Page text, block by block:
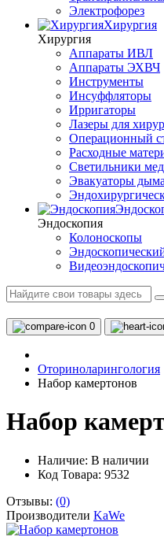
Электрофорез
Хирургия
Хирургия
Аппараты ИВЛ
Аппараты ЭХВЧ
Инструменты
Инсуффляторы
Ирригаторы
Лазеры для
Операционный
Расходные
Светильники
Эвакуаторы дыма
Эндоскопия
Колоноскопы
0
Оториноларингология
Набор камертонов
Набор
Наличие: В наличии
Код Товара: 9532
Отзывы: (0)
Производители KaWe